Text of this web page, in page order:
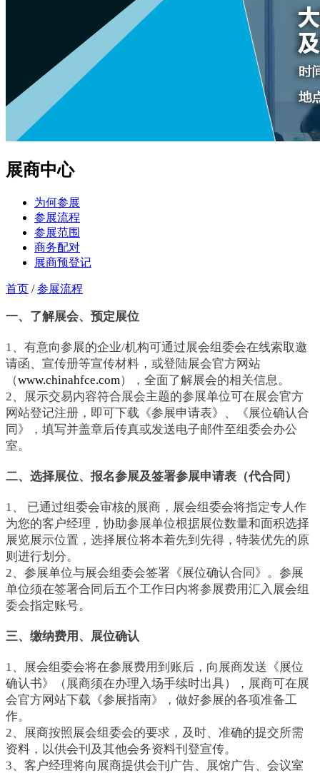
展商中心
为何参展
参展流程
参展范围
商务配对
展商预登记
首页 /参展流程
一、了解展会、预定展位
1、有意向参展的企业/机构可通过展会组委会在线索取邀
请函、宣传册等宣传材料，或登陆展会官方网站
（www.chinahfce.com），全面了解展会的相关信息。
2、展示交易内容符合展会主题的参展单位可在展会官方
网站登记注册，即可下载《参展申请表》、《展位确认合
同》，填写并盖章后传真或发送电子邮件至组委会办公
室。
二、选择展位、报名参展及签署参展申请表（代合同）
1、 已通过组委会审核的展商，展会组委会将指定专人作
为您的客户经理，协助参展单位根据展位数量和面积选择
展览展示位置，选择展位将本着先到先得，特装优先的原
则进行划分。
2、参展单位与展会组委会签署《展位确认合同》。参展
单位须在签署合同后五个工作日内将参展费用汇入展会组
委会指定账号。
三、缴纳费用、展位确认
1、展会组委会将在参展费用到账后，向展商发送《展位
确认书》（展商须在办理入场手续时出具），展商可在展
会官方网站下载《参展指南》，做好参展的各项准备工
作。
2、展商按照展会组委会的要求，及时、准确的提交所需
资料，以供会刊及其他会务资料刊登宣传。
3、客户经理将向展商提供会刊广告、展馆广告、会议室